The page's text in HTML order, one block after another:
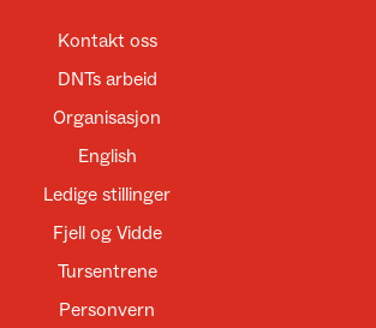
Kontakt oss
DNTs arbeid
Organisasjon
English
Ledige stillinger
Fjell og Vidde
Tursentrene
Personvern